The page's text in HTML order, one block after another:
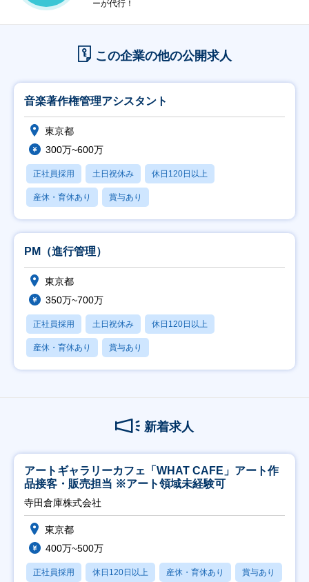
ーが代行！
この企業の他の公開求人
音楽著作権管理アシスタント
東京都
300万~600万
正社員採用 土日祝休み 休日120日以上
産休・育休あり 賞与あり
PM（進行管理）
東京都
350万~700万
正社員採用 土日祝休み 休日120日以上
産休・育休あり 賞与あり
新着求人
アートギャラリーカフェ「WHAT CAFE」アート作
品接客・販売担当 ※アート領域未経験可
寺田倉庫株式会社
東京都
400万~500万
正社員採用 休日120日以上 産休・育休あり 賞与あり